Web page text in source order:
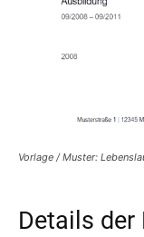
Vorlage / Muster:
Details der